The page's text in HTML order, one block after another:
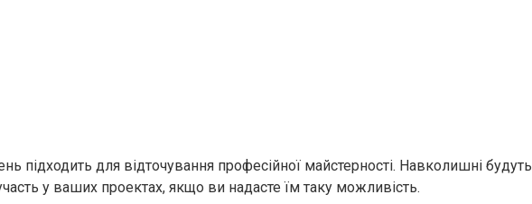
підходить для відточування професійної майстерності. Навколишні будуть
у ваших проектах, якщо ви надасте їм таку можливість.